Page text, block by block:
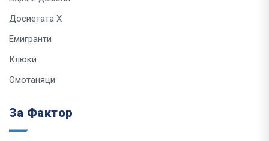
Досиетата Х
Емигранти
Клюки
Смотаняци
За Фактор